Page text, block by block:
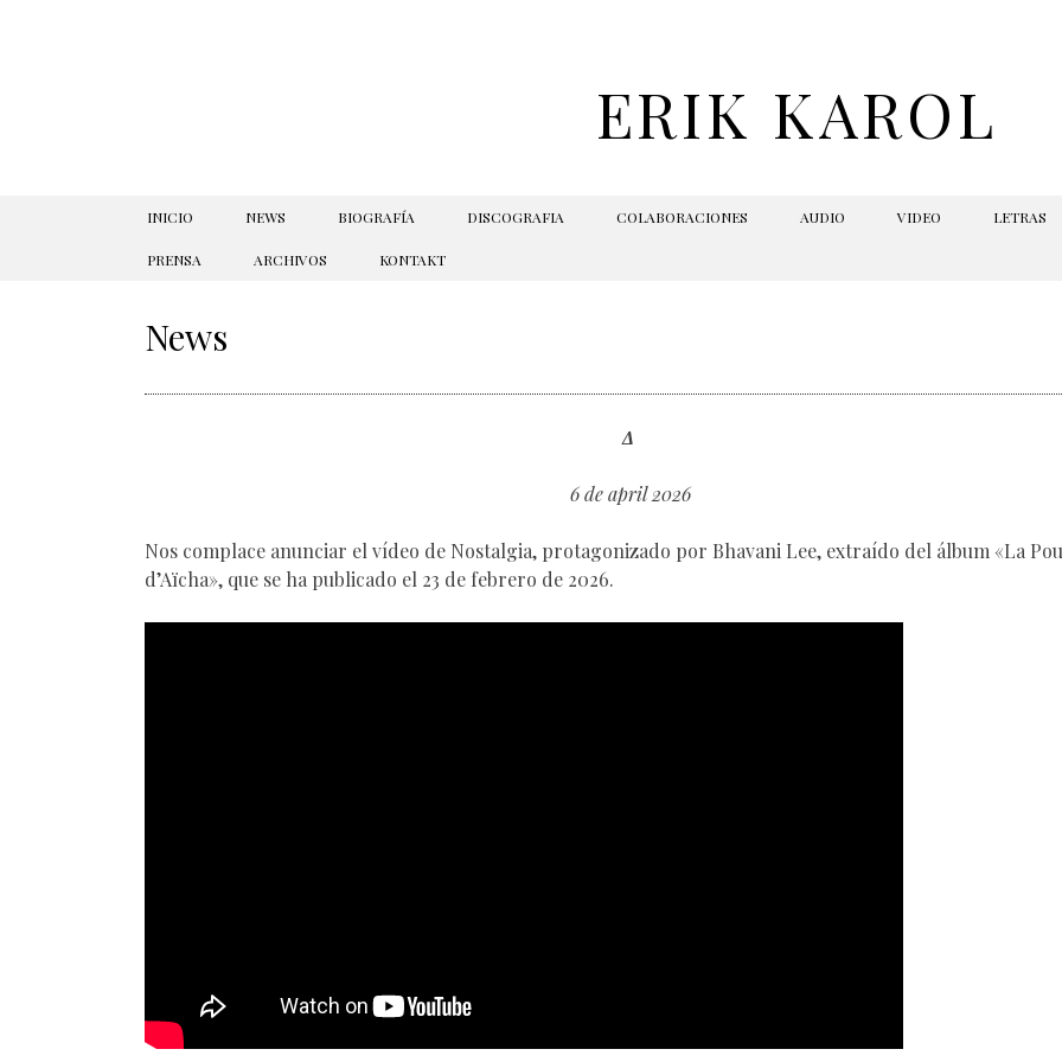
ERIK KAROL
SKIP TO CONTENT
INICIO NEWS BIOGRAFÍA DISCOGRAFIA COLABORACIONES AUDIO VIDEO LETRAS
PRENSA ARCHIVOS KONTAKT
News
Δ
6 de april 2026
Nos complace anunciar el vídeo de Nostalgia, protagonizado por Bhavani Lee, extraído del álbum «La
d’Aïcha», que se ha publicado el 23 de febrero de 2026.